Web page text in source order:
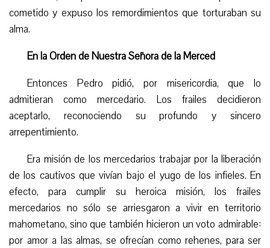
cometido y expuso los remordimientos que torturaban su
alma.
En la Orden de Nuestra Señora de la Merced
Entonces Pedro pidió, por misericordia, que lo
admitieran como mercedario. Los frailes decidieron
aceptarlo, reconociendo su profundo y sincero
arrepentimiento.
Era misión de los mercedarios trabajar por la liberación
de los cautivos que vivían bajo el yugo de los infieles. En
efecto, para cumplir su heroica misión, los frailes
mercedarios no sólo se arriesgaron a vivir en territorio
mahometano, sino que también hicieron un voto admirable:
por amor a las almas, se ofrecían como rehenes, para ser